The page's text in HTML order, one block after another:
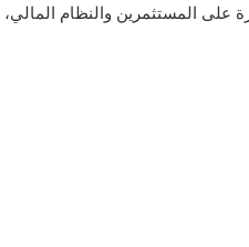
المستثمرين والنظام المالي،